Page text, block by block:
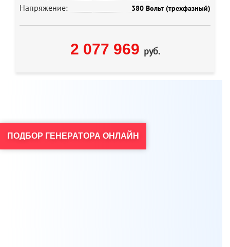
Напряжение: 380 Вольт (трехфазный)
2 077 969 руб.
Мы всегда готовы бесплатно проконсультировать по
вопросам, связанным с продукцией Aksa, а также
помочь с выбором оптимальной модели генератора
ПОДБОР ГЕНЕРАТОРА ОНЛАЙН